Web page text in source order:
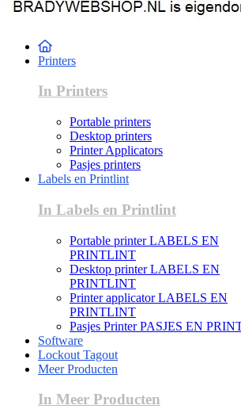
Printers
In Printers
Portable printers
Desktop printers
Printer Applicators
Pasjes printers
Labels en Printlint
In Labels en Printlint
Portable printer LABELS EN
PRINTLINT
Desktop printer LABELS EN
PRINTLINT
Printer applicator LABELS EN
PRINTLINT
Pasjes Printer PASJES EN
Software
Lockout Tagout
Meer Producten
In Meer Producten